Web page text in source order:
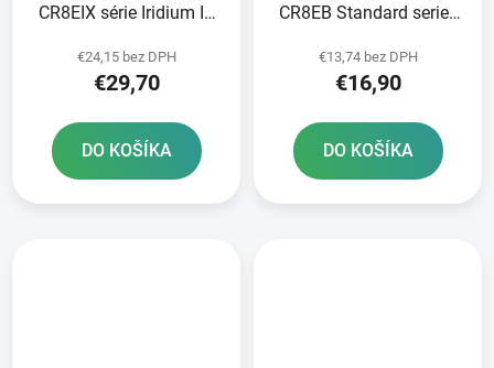
CR8EIX série Iridium IX
€24,15 bez DPH
€29,70
DO KOŠÍKA
CR8EB Standard series
€13,74 bez DPH
€16,90
DO KOŠÍKA